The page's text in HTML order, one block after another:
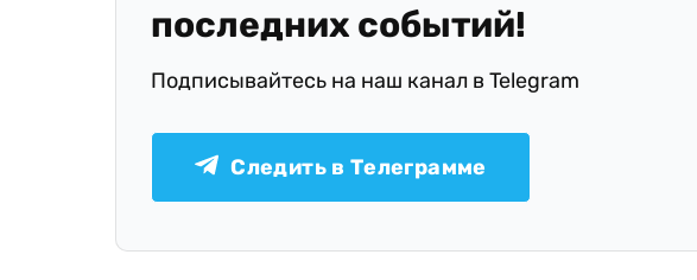
последних событий!
Подписывайтесь на наш канал в Telegram
Следить в Телеграмме